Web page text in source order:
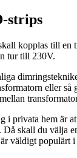
strips
kopplas till en
tur till 230V.
eller så
i privata hem är
Då skall du välja
väldigt populärt